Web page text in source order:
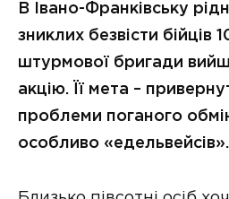
В Івано-Франківську
зниклих безвісти бійців
штурмової бригади
акцію. Її мета –
проблеми поганого
особливо «едельвейсів».